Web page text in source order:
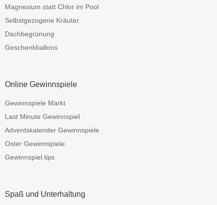
Magnesium statt Chlor im Pool
Selbstgezogene Kräuter
Dachbegrünung
Geschenkballons
Online Gewinnspiele
Gewinnspiele Markt
Last Minute Gewinnspiel
Adventskalender Gewinnspiele
Oster Gewinnspiele
Gewinnspiel.tips
Spaß und Unterhaltung